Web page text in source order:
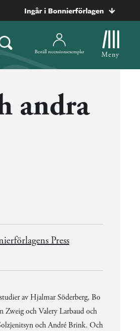
Ingår i Bonnierförlagen
Beställ recensionsexemplar Meny
andra
Press
av Hjalmar Söderberg, Bo
Zweig och Valery Larbaud och
och André Brink. Och